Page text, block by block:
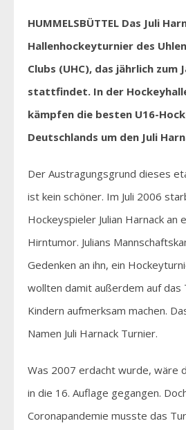
HUMMELSBÜTTEL Das Juli
Hallenhockeyturnier des
Clubs (UHC), das jährlich zum
stattfindet. In der
kämpfen die besten U16-
Deutschlands um den Juli
Der Austragungsgrund dieses
ist kein schöner. Im Juli 2006
Hockeyspieler Julian Harnack an
Hirntumor. Julians
Gedenken an ihn, ein
wollten damit außerdem auf das
Kindern aufmerksam machen.
Namen Juli Harnack Turnier.
Was 2007 erdacht wurde, wäre
in die 16. Auflage gegangen.
Coronapandemie musste das